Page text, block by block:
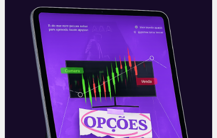
Eztec: prévia do 4T20
Na noite de sexta-feira (15), a Eztec, uma
das maiores construtoras do país,
divulgou suas prévias operacionais para o
último trimestre de 2020, após o